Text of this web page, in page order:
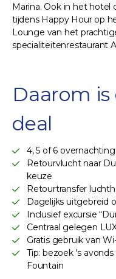
Marina. Ook in het hotel
tijdens Happy Hour op
Lounge van het
specialiteitenrestaurant
Daarom
deal
4, 5 of 6
Retourvlucht naar
keuze
Retourtransfer
Dagelijks uitgebreid
Inclusief excursie
Centraal gelegen
Gratis gebruik van
Tip: bezoek 's
Fountain